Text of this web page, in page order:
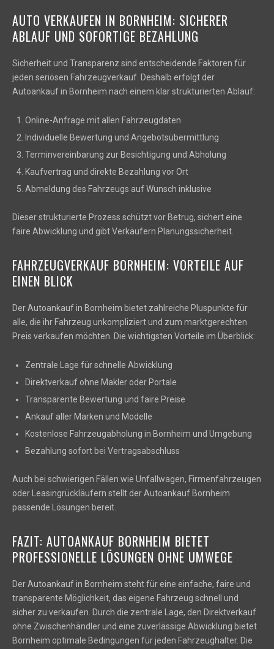
AUTO VERKAUFEN IN BORNHEIM: SICHERER
ABLAUF UND SOFORTIGE BEZAHLUNG
Sicherheit und Transparenz sind entscheidende Faktoren für
jeden seriösen Fahrzeugverkauf. Deshalb erfolgt der
Autoankauf in Bornheim nach einem klar strukturierten Ablauf:
Online-Anfrage mit allen Fahrzeugdaten
Individuelle Bewertung und Angebotsübermittlung
Terminvereinbarung zur Besichtigung und Abholung
Kaufvertrag und direkte Bezahlung vor Ort
Abmeldung des Fahrzeugs auf Wunsch inklusive
Dieser strukturierte Prozess schützt vor Betrug, sichert eine
faire Abwicklung und gibt Verkäufern Planungssicherheit.
FAHRZEUGVERKAUF BORNHEIM: VORTEILE AUF
EINEN BLICK
Der Autoankauf in Bornheim bietet zahlreiche Pluspunkte für
alle, die ihr Fahrzeug unkompliziert und zum marktgerechten
Preis verkaufen möchten. Die wichtigsten Vorteile im Überblick:
Zentrale Lage für schnelle Abwicklung
Direktverkauf ohne Makler oder Portale
Transparente Bewertung und faire Preise
Ankauf aller Marken und Modelle
Kostenlose Fahrzeugabholung in Bornheim und Umgebung
Bezahlung sofort bei Vertragsabschluss
Auch bei schwierigen Fällen wie Unfallwagen, Firmenfahrzeugen
oder Leasingrückläufern stellt der Autoankauf Bornheim
passende Lösungen bereit.
FAZIT: AUTOANKAUF BORNHEIM BIETET
PROFESSIONELLE LÖSUNGEN OHNE UMWEGE
Der Autoankauf in Bornheim steht für eine einfache, faire und
transparente Möglichkeit, das eigene Fahrzeug schnell und
sicher zu verkaufen. Durch die zentrale Lage, den Direktverkauf
ohne Zwischenhändler und eine zuverlässige Abwicklung bietet
Bornheim optimale Bedingungen für jeden Fahrzeughalter. Die